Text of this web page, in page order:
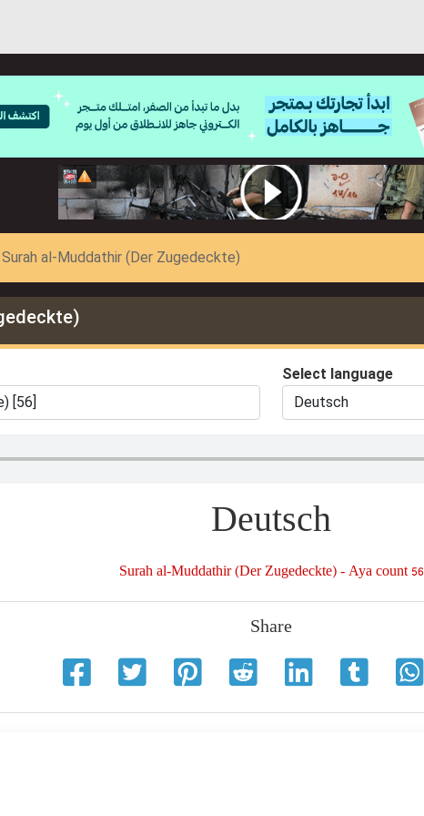
Surah al-Muddathir (Der Zugedeckte)
Select language
Deutsch
Surah al-Muddathir (Der Zugedeckte) - Aya count 56
Share